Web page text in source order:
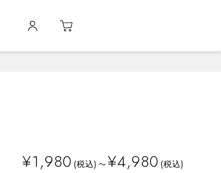
¥1,980 (税込) ～ ¥4,980 (税込)